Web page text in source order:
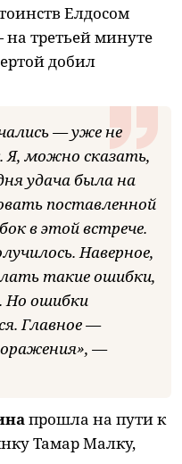
Елдосом
третьей минуте
добил
— уже не
Я, можно сказать,
удача была на
поставленной
в этой встрече.
Наверное,
такие ошибки,
Но ошибки
Главное —
—
прошла на пути к
Тамар Малку,